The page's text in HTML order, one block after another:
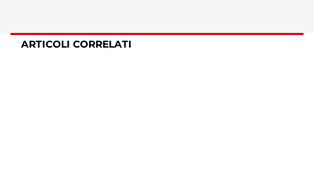
ARTICOLI CORRELATI